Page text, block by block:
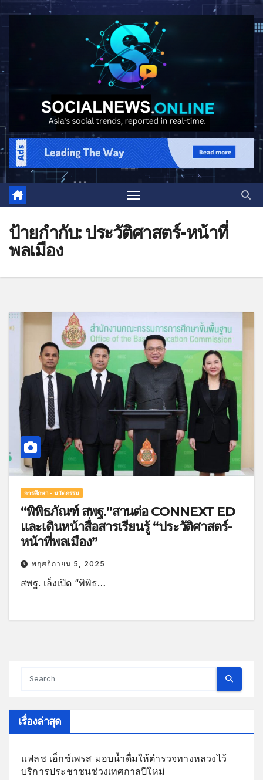
ป้ายกำกับ:ประวัติศาสตร์-หน้าที่
พลเมือง
การศึกษา - นวัตกรรม
“พิพิธภัณฑ์ สพฐ.”สานต่อ CONNEXT ED
และเดินหน้าสื่อสารเรียนรู้ “ประวัติศาสตร์-
หน้าที่พลเมือง”
พฤศจิกายน 5, 2025
สพฐ. เล็งเปิด “พิพิธ…
เรื่องล่าสุด
แฟลช เอ็กซ์เพรส มอบน้ำดื่มให้ตำรวจทางหลวงไว้
บริการประชาชนช่วงเทศกาลปีใหม่